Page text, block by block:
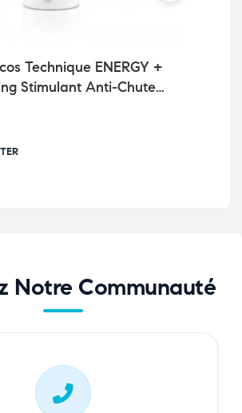
Technique ENERGY +
Stimulant Anti-Chute|
Notre Communauté